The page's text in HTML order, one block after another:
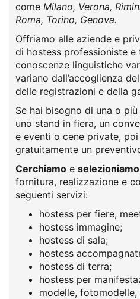
come Milano, Verona,
Roma, Torino, Genova.
Offriamo alle aziende e
di hostess professioniste e
conoscenze linguistiche
variano dall’accoglienza
delle registrazioni e della
Se hai bisogno di una o
uno stand in fiera, un
e eventi o cene private,
gratuitamente un
Cerchiamo e selezioniamo
fornitura, realizzazione e
seguenti servizi:
hostess per fiere,
hostess immagine;
hostess di sala;
hostess
hostess di terra;
hostess per
modelle,